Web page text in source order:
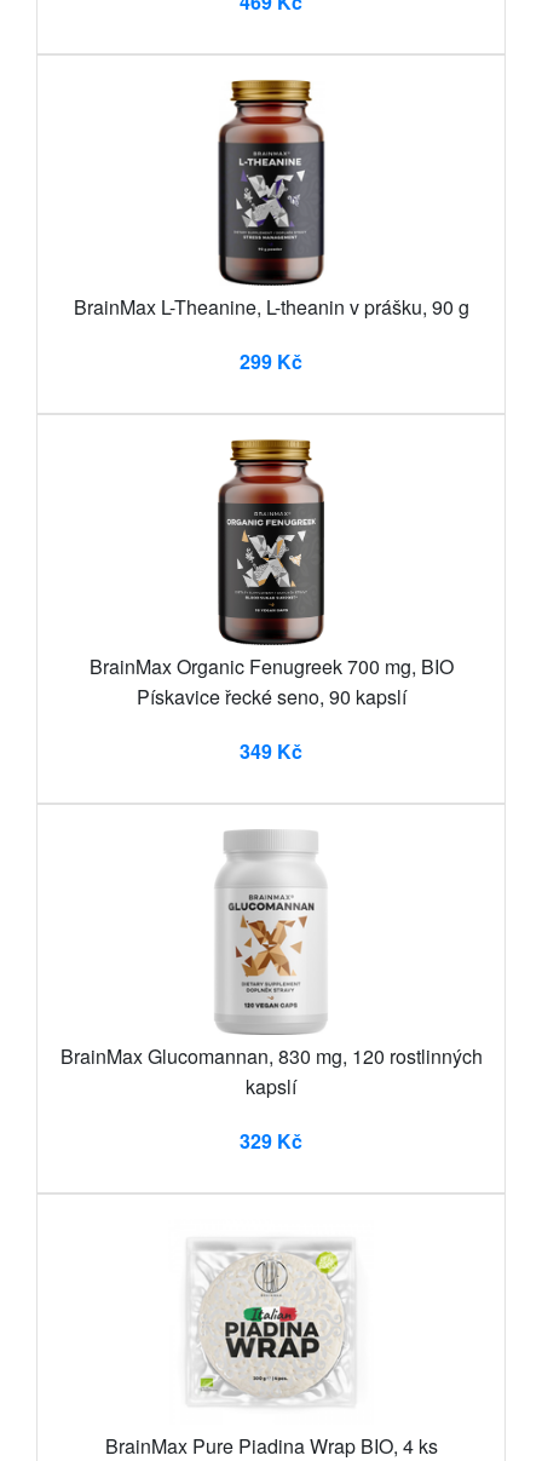
BrainMax L-Theanine, L-theanin v prášku, 90 g
299 Kč
BrainMax Organic Fenugreek 700 mg, BIO
Pískavice řecké seno, 90 kapslí
349 Kč
BrainMax Glucomannan, 830 mg, 120 rostlinných
kapslí
329 Kč
BrainMax Pure Piadina Wrap BIO, 4 ks